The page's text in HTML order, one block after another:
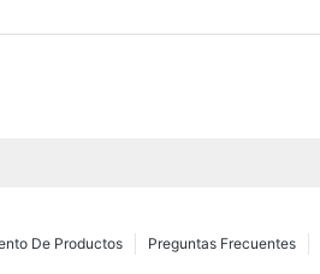
Preguntas Frecuentes
De Productos